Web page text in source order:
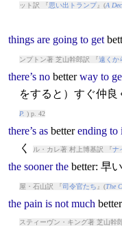
ット訳 『思い出トランプ』(A
things are going to get
ンプトン著 芝山幹郎訳 『遠くか
there’s no better way to
をすると）すぐ仲良
P. ) p. 42
there’s as better ending to
く
ル・カレ著 村上博基訳 『ナ
the sooner the better: 早
屋・石山訳 『司令官たち 』(The
the pain is not much better
スティーヴン・キング著 芝山幹